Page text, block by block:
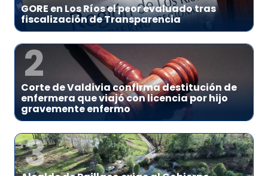
GORE en Los Ríos el peor evaluado tras
fiscalización de Transparencia
2
Corte de Valdivia confirma destitución de
enfermera que viajó con licencia por hijo
gravemente enfermo
3